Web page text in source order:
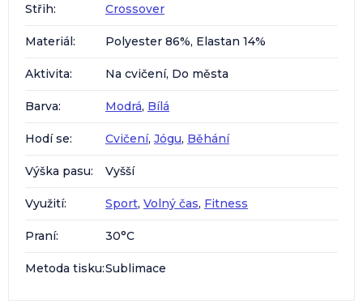
Střih: Crossover
Materiál: Polyester 86%, Elastan 14%
Aktivita: Na cvičení, Do města
Barva: Modrá, Bílá
Hodí se: Cvičení, Jógu, Běhání
Výška pasu: Vyšší
Využití: Sport, Volný čas, Fitness
Praní: 30°C
Metoda tisku:Sublimace